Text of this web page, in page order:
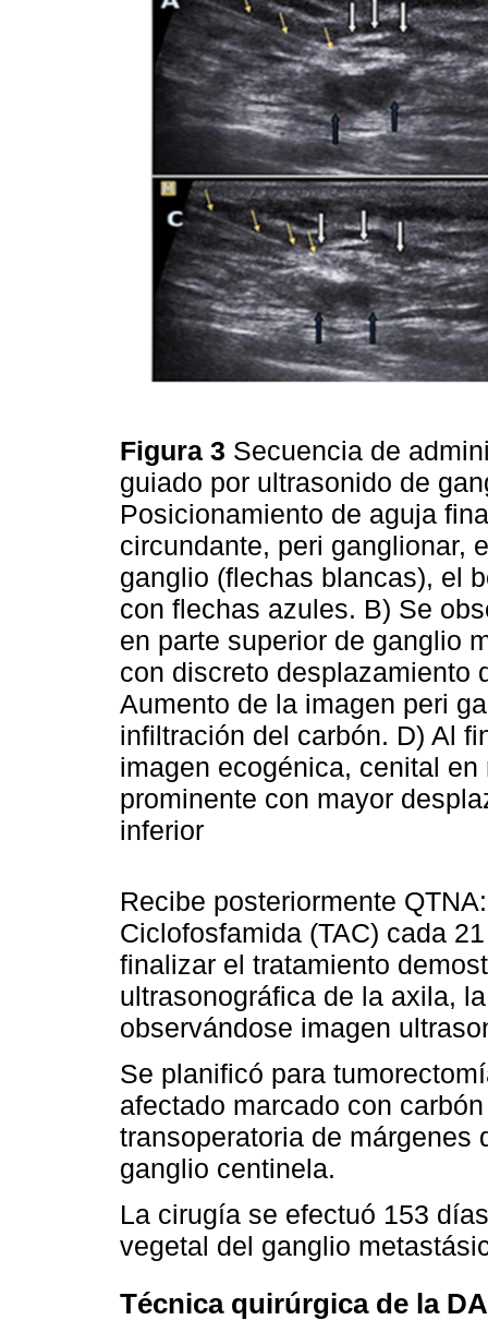
Figura 3 Secuencia de
guiado por ultrasonido de
Posicionamiento de aguja
circundante, peri ganglionar,
ganglio (flechas blancas), el
con flechas azules. B) Se
en parte superior de ganglio
con discreto desplazamiento
Aumento de la imagen peri
infiltración del carbón. D) Al
imagen ecogénica, cenital
prominente con mayor
inferior
Recibe posteriormente
Ciclofosfamida (TAC) cada
finalizar el tratamiento
ultrasonográfica de la axila,
observándose imagen
Se planificó para
afectado marcado con
transoperatoria de márgenes
ganglio centinela.
La cirugía se efectuó 153
vegetal del ganglio
Técnica quirúrgica de la